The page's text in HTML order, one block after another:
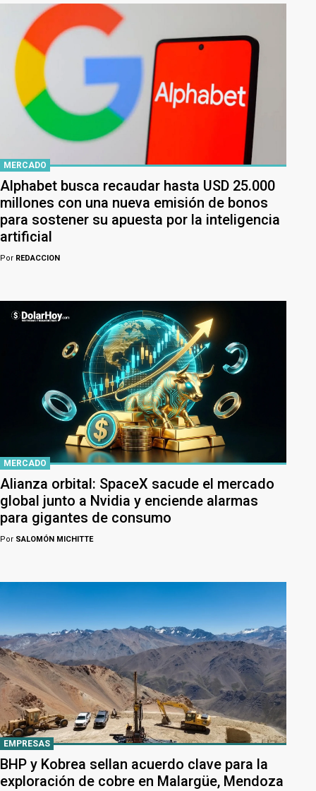
MERCADO
Alphabet busca recaudar hasta USD 25.000
millones con una nueva emisión de bonos
para sostener su apuesta por la inteligencia
artificial
Por REDACCION
MERCADO
Alianza orbital: SpaceX sacude el mercado
global junto a Nvidia y enciende alarmas
para gigantes de consumo
Por SALOMÓN MICHITTE
EMPRESAS
BHP y Kobrea sellan acuerdo clave para la
exploración de cobre en Malargüe, Mendoza